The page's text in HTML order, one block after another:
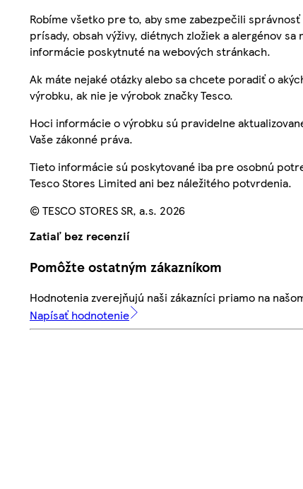
Robíme všetko pre to, aby sme zabezpečili
prísady, obsah výživy, diétnych zložiek a alergénov
informácie poskytnuté na webových stránkach.
Ak máte nejaké otázky alebo sa chcete poradiť o
výrobku, ak nie je výrobok značky Tesco.
Hoci informácie o výrobku sú pravidelne
Vaše zákonné práva.
Tieto informácie sú poskytované iba pre osobnú
Tesco Stores Limited ani bez náležitého potvrdenia.
© TESCO STORES SR, a.s. 2026
Zatiaľ bez recenzií
Pomôžte ostatným zákazníkom
Hodnotenia zverejňujú naši zákazníci priamo na
Napísať hodnotenie